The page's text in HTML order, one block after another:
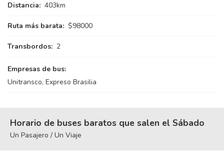
Distancia: 403km
Ruta más barata: $98000
Transbordos: 2
Empresas de bus:
Unitransco, Expreso Brasilia
Horario de buses baratos que salen el Sábado
Un Pasajero / Un Viaje